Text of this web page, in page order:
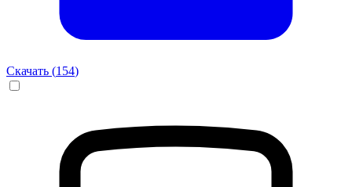
Скачать (154)